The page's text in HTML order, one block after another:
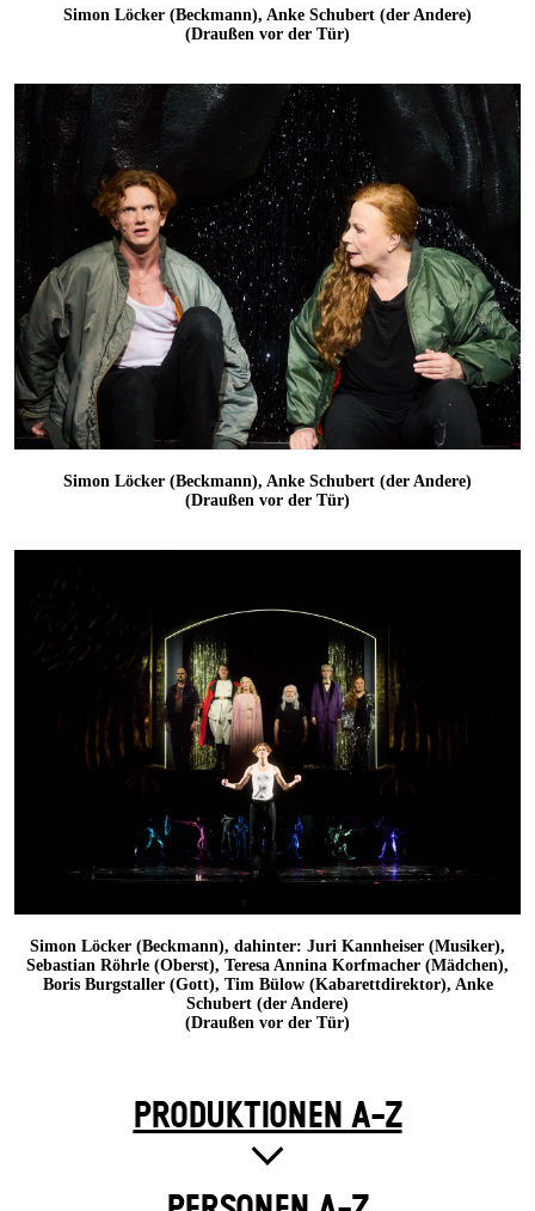
Simon Löcker (Beckmann), Anke Schubert (der Andere)
(Draußen vor der Tür)
Simon Löcker (Beckmann), Anke Schubert (der Andere)
(Draußen vor der Tür)
Simon Löcker (Beckmann), dahinter: Juri Kannheiser (Musiker),
Sebastian Röhrle (Oberst), Teresa Annina Korfmacher (Mädchen),
Boris Burgstaller (Gott), Tim Bülow (Kabarettdirektor), Anke
Schubert (der Andere)
(Draußen vor der Tür)
PRODUKTIONEN A-Z